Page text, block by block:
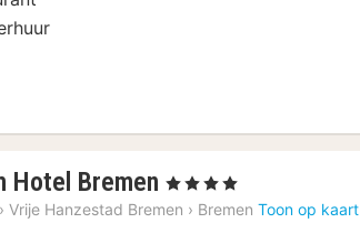
Hotel Bremen 1
nacht
, 4 Sterren
› Vrije Hanzestad Bremen › Bremen Toon op kaart